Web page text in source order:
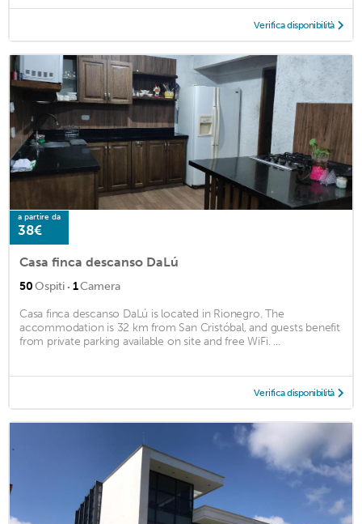
Verifica disponibilità
a partire da
38€
Casa finca descanso DaLú
50Ospiti · 1Camera
Casa finca descanso DaLú is located in Rionegro. The
accommodation is 32 km from San Cristóbal, and guests benefit
from private parking available on site and free WiFi. ...
Verifica disponibilità